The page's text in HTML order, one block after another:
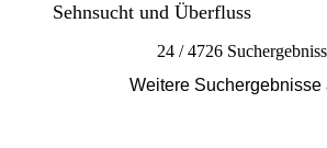
Sehnsucht und Überfluss
24 / 4726
Weitere Suchergebnisse